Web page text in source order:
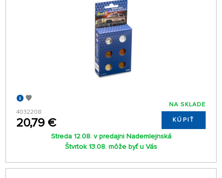
4032208
20,79 €
NA SKLADE
KÚPIŤ
Streda 12.08. v predajni Nademlejnská
Štvrtok 13.08. môže byť u Vás